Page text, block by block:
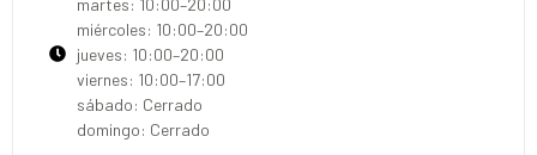
miércoles: 10:00–20:00
jueves: 10:00–20:00
viernes: 10:00–17:00
sábado: Cerrado
domingo: Cerrado